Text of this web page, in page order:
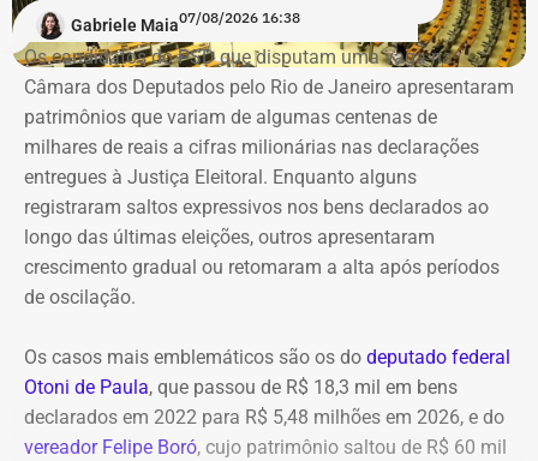
Gabriele Maia07/08/2026 16:38
Os candidatos do PSD que disputam uma vaga na
Câmara dos Deputados pelo Rio de Janeiro apresentaram
patrimônios que variam de algumas centenas de
milhares de reais a cifras milionárias nas declarações
entregues à Justiça Eleitoral. Enquanto alguns
registraram saltos expressivos nos bens declarados ao
longo das últimas eleições, outros apresentaram
crescimento gradual ou retomaram a alta após períodos
de oscilação.
Os casos mais emblemáticos são os do deputado federal
Otoni de Paula, que passou de R$ 18,3 mil em bens
declarados em 2022 para R$ 5,48 milhões em 2026, e do
vereador Felipe Boró, cujo patrimônio saltou de R$ 60 mil